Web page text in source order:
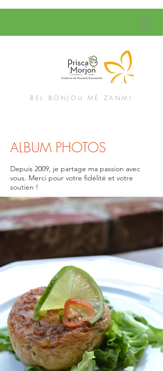
BEL BONJOU MÉ ZANMI
ALBUM PHOTOS
Depuis 2009, je partage ma passion avec
vous. Merci pour votre fidélité et votre
soutien !